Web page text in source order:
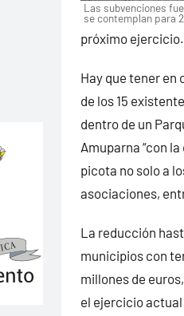
Las subvenciones
se contemplan para
próximo ejercicio.
Hay que tener en
de los 15
dentro de un
Amuparna “con
picota no solo a
asociaciones,
La reducción
municipios con
millones de
el ejercicio actual